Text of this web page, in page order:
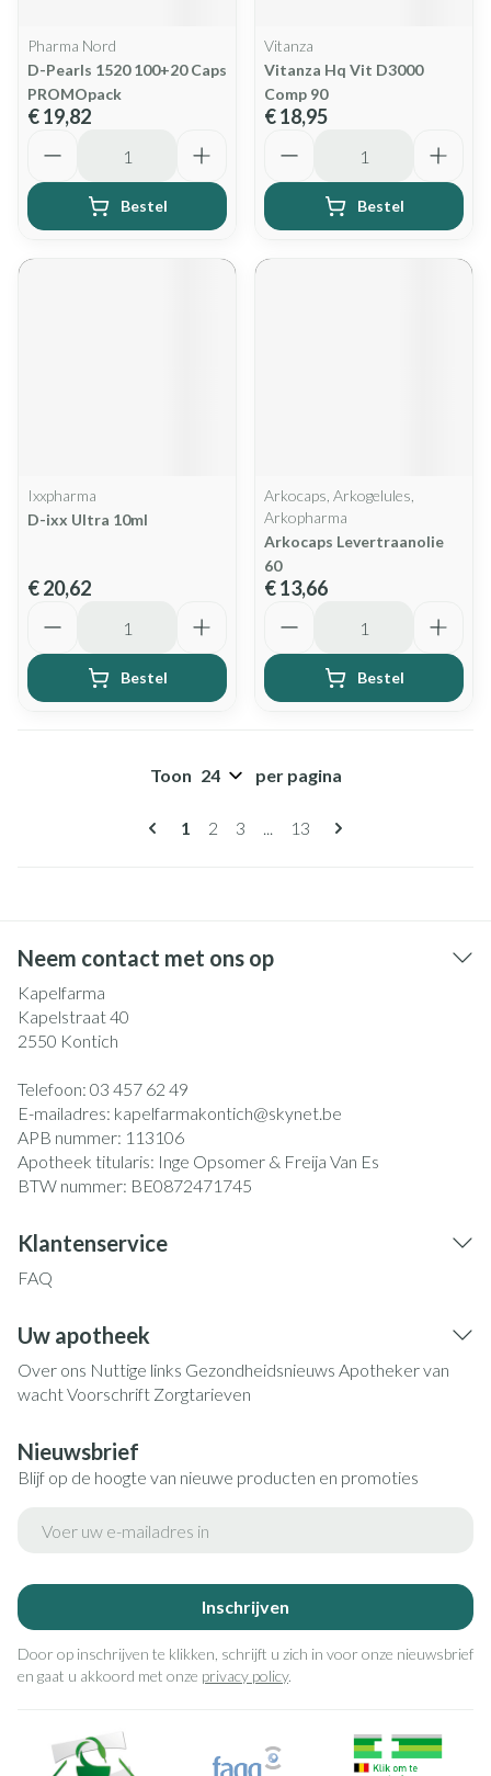
Pharma Nord
D-Pearls 1520 100+20 Caps
PROMOpack
€ 19,82
Bestel
Vitanza
Vitanza Hq Vit D3000
Comp 90
€ 18,95
Bestel
Ixxpharma
D-ixx Ultra 10ml
€ 20,62
Bestel
Arkocaps, Arkogelules,
Arkopharma
Arkocaps Levertraanolie
60
€ 13,66
Bestel
Pagina's
U lees momenteel pagina
1 Pagina
2 Pagina
3 ... Pagina
13
Toon per pagina
Neem contact met ons op
Kapelfarma
Kapelstraat 40
2550 Kontich
Telefoon: 03 457 62 49
E-mailadres: kapelfarmakontich@skynet.be
APB nummer: 113106
Apotheek titularis: Inge Opsomer & Freija Van Es
BTW nummer: BE0872471745
Klantenservice
FAQ
Uw apotheek
Over ons Nuttige links Gezondheidsnieuws Apotheker van
wachtVoorschrift Zorgtarieven
Nieuwsbrief
Blijf op de hoogte van nieuwe producten en promoties
Inschrijven
Door op inschrijven te klikken, schrijft u zich in voor onze nieuwsbrief
en gaat u akkoord met onze privacy policy.